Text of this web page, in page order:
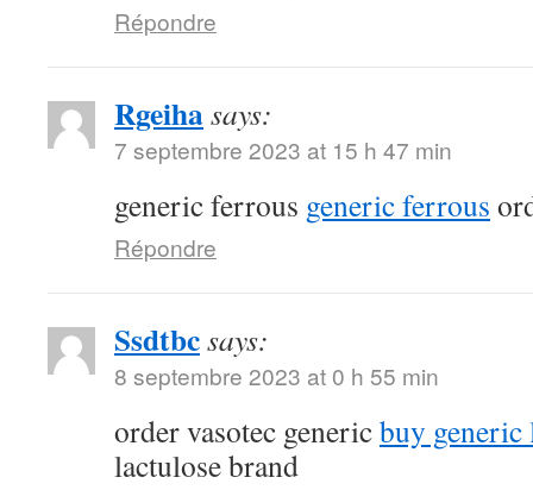
Répondre
Rgeihasays:
7 septembre 2023 at 15 h 47 min
generic ferrous generic ferrous
Répondre
Ssdtbcsays:
8 septembre 2023 at 0 h 55 min
order vasotec genericbuy generic
lactulose brand